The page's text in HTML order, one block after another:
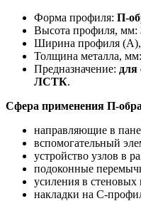
Форма профиля: П-
Высота профиля, мм:
Ширина профиля
Толщина металла, мм:
Предназначение: для
ЛСТК.
Сфера применения П-
направляющие в
вспомогательный
устройство узлов в
подоконные
усиления в стеновых
накладки на С-